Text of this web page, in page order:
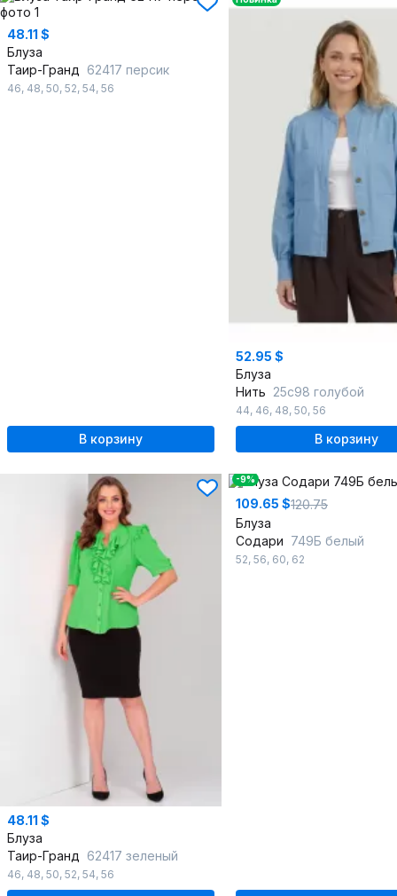
48.11 $
Блуза
Таир-Гранд 62417 персик
46, 48, 50, 52, 54, 56
В корзину
52.95 $
Блуза
Нить 25с98 голубой
44, 46, 48, 50, 56
В корзину
48.11 $
Блуза
Таир-Гранд 62417 зеленый
46, 48, 50, 52, 54, 56
-9%
109.65 $120.75
Блуза
Содари 749Б белый
52, 56, 60, 62